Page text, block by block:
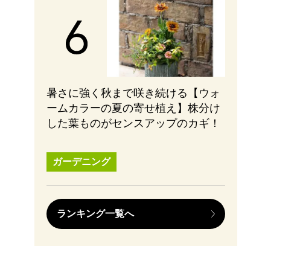
暑さに強く秋まで咲き続ける【ウォ
ームカラーの夏の寄せ植え】株分け
した葉ものがセンスアップのカギ！
ガーデニング
ランキング一覧へ